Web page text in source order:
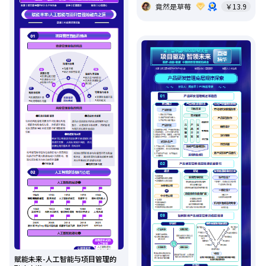
竟然是草莓
￥13.9
赋能未来-人工智能与项目管理的